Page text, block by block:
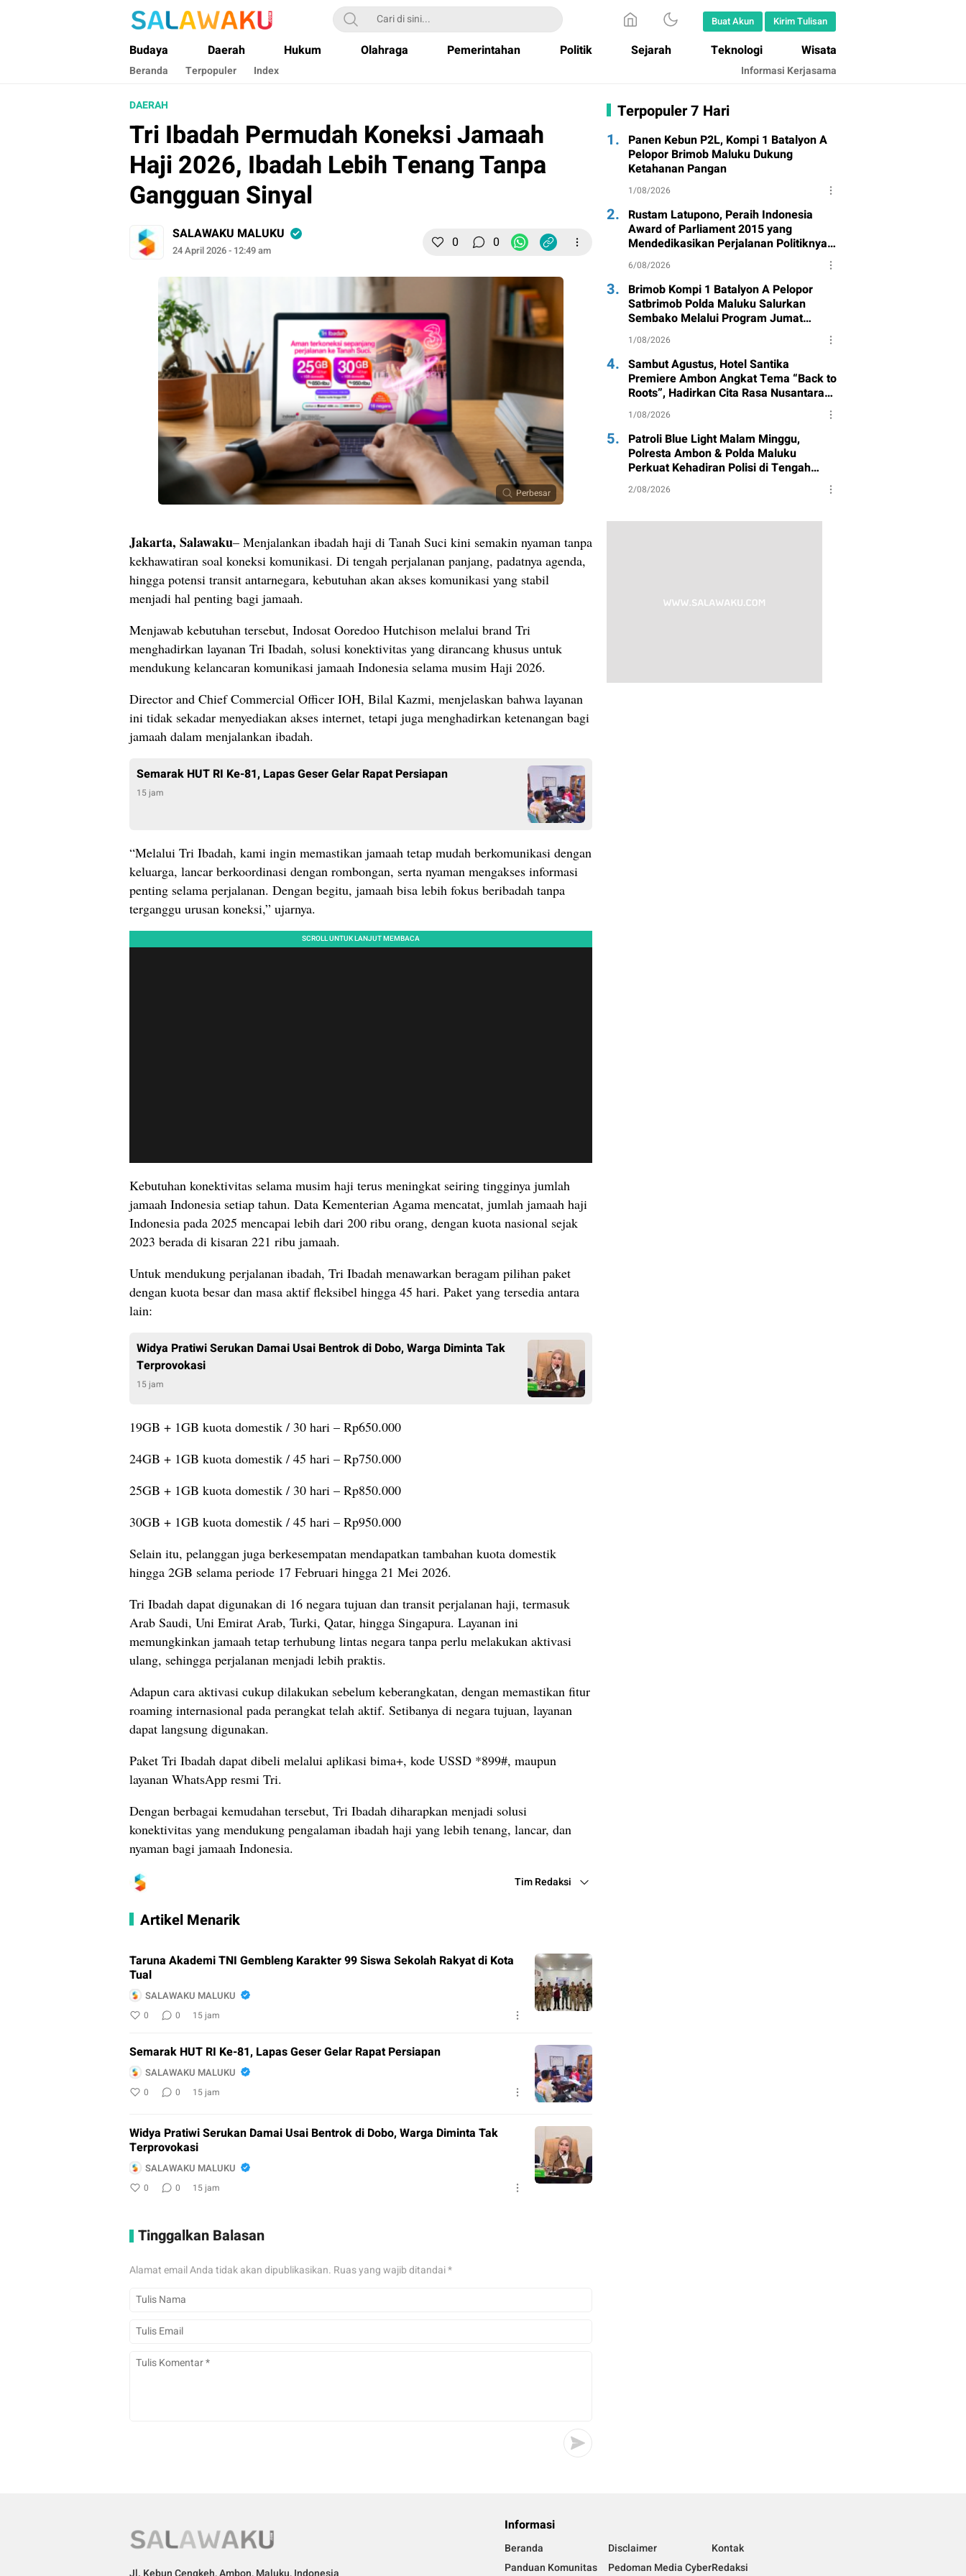
Salawaku Maluku
Salam dan Warta Anak Maluku
Buat Akun Kirim Tulisan
Budaya Daerah Hukum Olahraga Pemerintahan Politik Sejarah Teknologi Wisata
Beranda Terpopuler Index Informasi Kerjasama
DAERAH
Tri Ibadah Permudah Koneksi Jamaah
Haji 2026, Ibadah Lebih Tenang Tanpa
Gangguan Sinyal
SALAWAKU MALUKU
24 April 2026 - 12:49 am 0 0
Perbesar
Jakarta, Salawaku– Menjalankan ibadah haji di Tanah Suci kini semakin nyaman tanpa
kekhawatiran soal koneksi komunikasi. Di tengah perjalanan panjang, padatnya agenda,
hingga potensi transit antarnegara, kebutuhan akan akses komunikasi yang stabil
menjadi hal penting bagi jamaah.
Menjawab kebutuhan tersebut, Indosat Ooredoo Hutchison melalui brand Tri
menghadirkan layanan Tri Ibadah, solusi konektivitas yang dirancang khusus untuk
mendukung kelancaran komunikasi jamaah Indonesia selama musim Haji 2026.
Director and Chief Commercial Officer IOH, Bilal Kazmi, menjelaskan bahwa layanan
ini tidak sekadar menyediakan akses internet, tetapi juga menghadirkan ketenangan bagi
jamaah dalam menjalankan ibadah.
Semarak HUT RI Ke-81, Lapas Geser Gelar Rapat Persiapan
15 jam
“Melalui Tri Ibadah, kami ingin memastikan jamaah tetap mudah berkomunikasi dengan
keluarga, lancar berkoordinasi dengan rombongan, serta nyaman mengakses informasi
penting selama perjalanan. Dengan begitu, jamaah bisa lebih fokus beribadah tanpa
terganggu urusan koneksi,” ujarnya.
Kebutuhan konektivitas selama musim haji terus meningkat seiring tingginya jumlah
jamaah Indonesia setiap tahun. Data Kementerian Agama mencatat, jumlah jamaah haji
Indonesia pada 2025 mencapai lebih dari 200 ribu orang, dengan kuota nasional sejak
2023 berada di kisaran 221 ribu jamaah.
Untuk mendukung perjalanan ibadah, Tri Ibadah menawarkan beragam pilihan paket
dengan kuota besar dan masa aktif fleksibel hingga 45 hari. Paket yang tersedia antara
lain:
Widya Pratiwi Serukan Damai Usai Bentrok di Dobo, Warga Diminta Tak
Terprovokasi
15 jam
19GB + 1GB kuota domestik / 30 hari – Rp650.000
24GB + 1GB kuota domestik / 45 hari – Rp750.000
25GB + 1GB kuota domestik / 30 hari – Rp850.000
30GB + 1GB kuota domestik / 45 hari – Rp950.000
Selain itu, pelanggan juga berkesempatan mendapatkan tambahan kuota domestik
hingga 2GB selama periode 17 Februari hingga 21 Mei 2026.
Tri Ibadah dapat digunakan di 16 negara tujuan dan transit perjalanan haji, termasuk
Arab Saudi, Uni Emirat Arab, Turki, Qatar, hingga Singapura. Layanan ini
memungkinkan jamaah tetap terhubung lintas negara tanpa perlu melakukan aktivasi
ulang, sehingga perjalanan menjadi lebih praktis.
Adapun cara aktivasi cukup dilakukan sebelum keberangkatan, dengan memastikan fitur
roaming internasional pada perangkat telah aktif. Setibanya di negara tujuan, layanan
dapat langsung digunakan.
Paket Tri Ibadah dapat dibeli melalui aplikasi bima+, kode USSD *899#, maupun
layanan WhatsApp resmi Tri.
Dengan berbagai kemudahan tersebut, Tri Ibadah diharapkan menjadi solusi
konektivitas yang mendukung pengalaman ibadah haji yang lebih tenang, lancar, dan
nyaman bagi jamaah Indonesia.
Tim Redaksi
Artikel Menarik
Taruna Akademi TNI Gembleng Karakter 99 Siswa Sekolah Rakyat di Kota
Tual
SALAWAKU MALUKU
0 0 15 jam
Semarak HUT RI Ke-81, Lapas Geser Gelar Rapat Persiapan
SALAWAKU MALUKU
0 0 15 jam
Widya Pratiwi Serukan Damai Usai Bentrok di Dobo, Warga Diminta Tak
Terprovokasi
SALAWAKU MALUKU
0 0 15 jam
Tinggalkan Balasan
Alamat email Anda tidak akan dipublikasikan. Ruas yang wajib ditandai*
Terpopuler 7 Hari
1. Panen Kebun P2L, Kompi 1 Batalyon A
Pelopor Brimob Maluku Dukung
Ketahanan Pangan
1/08/2026
2. Rustam Latupono, Peraih Indonesia
Award of Parliament 2015 yang
Mendedikasikan Perjalanan Politiknya
untuk Partai Gerindra
6/08/2026
3. Brimob Kompi 1 Batalyon A Pelopor
Satbrimob Polda Maluku Salurkan
Sembako Melalui Program Jumat
Berbagi
1/08/2026
4. Sambut Agustus, Hotel Santika
Premiere Ambon Angkat Tema “Back to
Roots”, Hadirkan Cita Rasa Nusantara
dan Semangat Budaya
1/08/2026
5. Patroli Blue Light Malam Minggu,
Polresta Ambon & Polda Maluku
Perkuat Kehadiran Polisi di Tengah
Masyarakat
2/08/2026
Informasi
Beranda Disclaimer
Kontak
Panduan Komunitas
Pedoman Media CyberRedaksi